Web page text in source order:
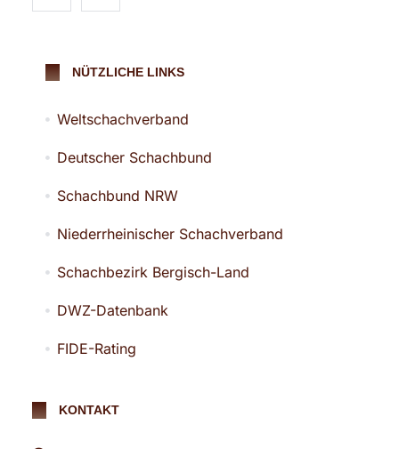
NÜTZLICHE LINKS
Weltschachverband
Deutscher Schachbund
Schachbund NRW
Niederrheinischer Schachverband
Schachbezirk Bergisch-Land
DWZ-Datenbank
FIDE-Rating
KONTAKT